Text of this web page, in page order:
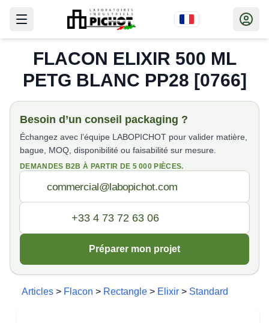
FLACON ELIXIR 500 ML
PETG BLANC PP28 [0766]
Besoin d’un conseil packaging ?
Échangez avec l’équipe LABOPICHOT pour valider matière,
bague, MOQ, disponibilité ou faisabilité sur mesure.
DEMANDES B2B À PARTIR DE 5 000 PIÈCES.
Préparer mon projet
Articles > Flacon > Rectangle > Elixir > Standard